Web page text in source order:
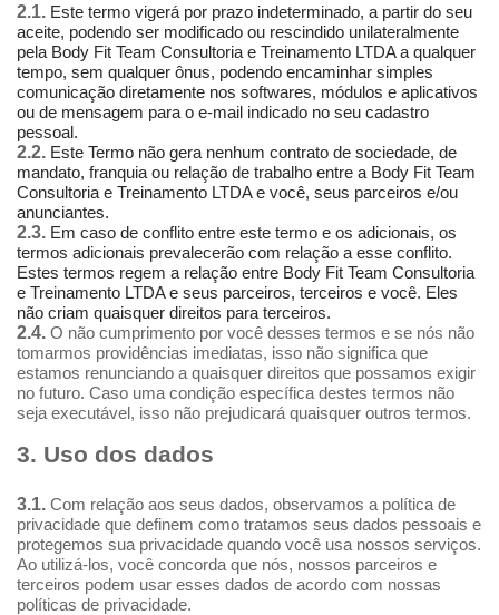
2.1. Este termo vigerá por prazo indeterminado, a partir do seu
aceite, podendo ser modificado ou rescindido unilateralmente
pela Body Fit Team Consultoria e Treinamento LTDA a qualquer
tempo, sem qualquer ônus, podendo encaminhar simples
comunicação diretamente nos softwares, módulos e aplicativos
ou de mensagem para o e-mail indicado no seu cadastro
pessoal.
2.2. Este Termo não gera nenhum contrato de sociedade, de
mandato, franquia ou relação de trabalho entre a Body Fit Team
Consultoria e Treinamento LTDA e você, seus parceiros e/ou
anunciantes.
2.3. Em caso de conflito entre este termo e os adicionais, os
termos adicionais prevalecerão com relação a esse conflito.
Estes termos regem a relação entre Body Fit Team Consultoria
e Treinamento LTDA e seus parceiros, terceiros e você. Eles
não criam quaisquer direitos para terceiros.
2.4. O não cumprimento por você desses termos e se nós não
tomarmos providências imediatas, isso não significa que
estamos renunciando a quaisquer direitos que possamos exigir
no futuro. Caso uma condição específica destes termos não
seja executável, isso não prejudicará quaisquer outros termos.
3. Uso dos dados
3.1. Com relação aos seus dados, observamos a política de
privacidade que definem como tratamos seus dados pessoais e
protegemos sua privacidade quando você usa nossos serviços.
Ao utilizá-los, você concorda que nós, nossos parceiros e
terceiros podem usar esses dados de acordo com nossas
políticas de privacidade.